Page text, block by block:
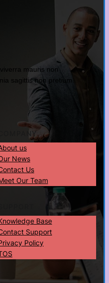
mauris non
sagittis non pretium.
COMPANY
us
News
Us
Our Team
Base
Support
Policy